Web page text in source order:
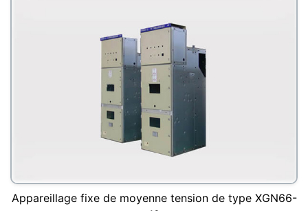
Appareillage fixe de moyenne tension de type XGN66-